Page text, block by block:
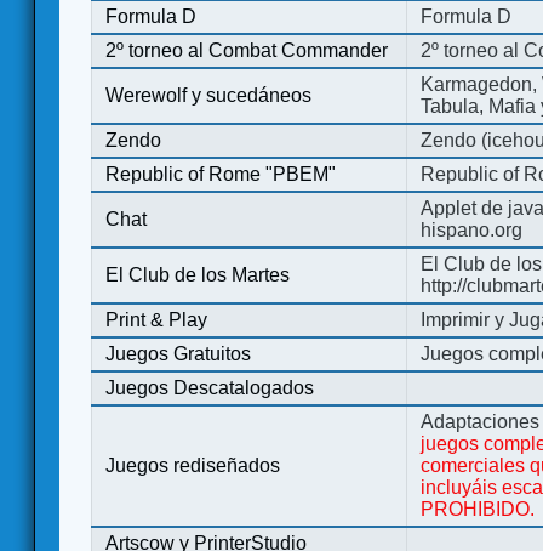
Formula D
Formula D
2º torneo al Combat Commander
2º torneo al
Werewolf y sucedáneos
Tabula, Mafia
Zendo
Zendo
Republic of Rome "PBEM"
Republic of
Chat
Applet de
hispano.org
El Club de los Martes
El Club de
http://
Print & Play
Imprimir y
Juegos Gratuitos
Juegos
Juegos Descatalogados
Juegos rediseñados
juegos
comerciales
incluyáis
PROHIBIDO.
Artscow y PrinterStudio